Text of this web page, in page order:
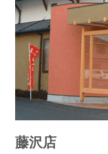
藤沢店